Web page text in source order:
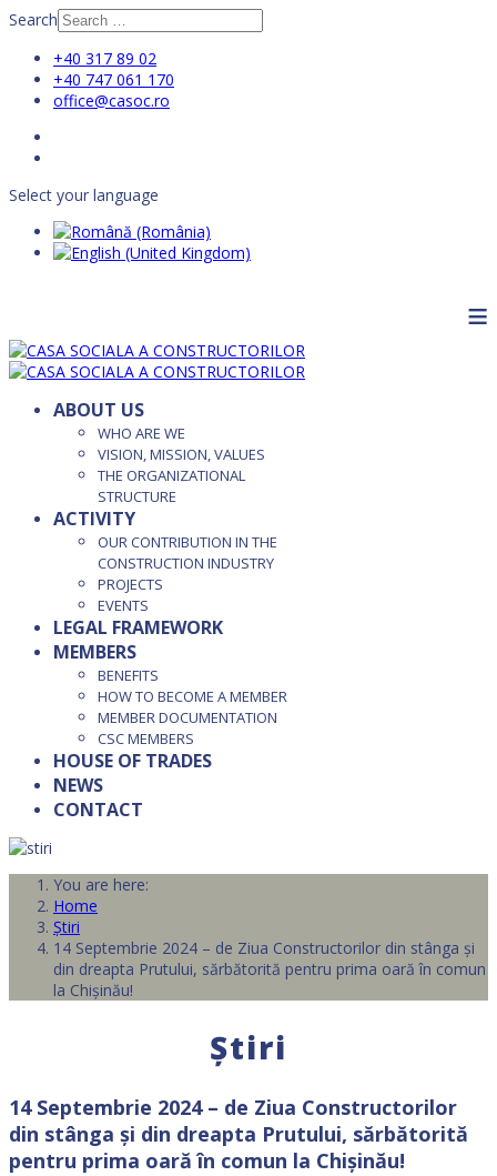
Search
+40 317 89 02
+40 747 061 170
office@casoc.ro
Select your language
≡
ABOUT US
WHO ARE WE
VISION, MISSION, VALUES
THE ORGANIZATIONAL
STRUCTURE
ACTIVITY
OUR CONTRIBUTION IN THE
CONSTRUCTION INDUSTRY
PROJECTS
EVENTS
LEGAL FRAMEWORK
MEMBERS
BENEFITS
HOW TO BECOME A MEMBER
MEMBER DOCUMENTATION
CSC MEMBERS
HOUSE OF TRADES
NEWS
CONTACT
You are here:
Home
Știri
14 Septembrie 2024 – de Ziua Constructorilor din stânga și
din dreapta Prutului, sărbătorită pentru prima oară în comun
la Chișinău!
Știri
14 Septembrie 2024 – de Ziua Constructorilor
din stânga și din dreapta Prutului, sărbătorită
pentru prima oară în comun la Chișinău!